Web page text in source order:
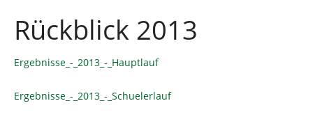
Rückblick 2013
Ergebnisse_-_2013_-_Hauptlauf
Ergebnisse_-_2013_-_Schuelerlauf